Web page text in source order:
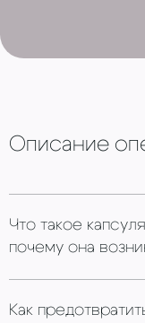
Описание
Что такое
почему она
Как